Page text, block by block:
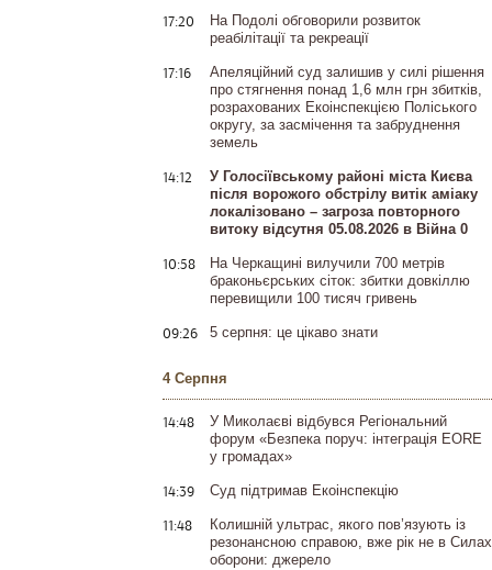
17:20
На Подолі обговорили розвиток
реабілітації та рекреації
17:16
Апеляційний суд залишив у силі рішення
про стягнення понад 1,6 млн грн збитків,
розрахованих Екоінспекцією Поліського
округу, за засмічення та забруднення
земель
14:12
У Голосіївському районі міста Києва
після ворожого обстрілу витік аміаку
локалізовано – загроза повторного
витоку відсутня 05.08.2026 в Війна 0
10:58
На Черкащині вилучили 700 метрів
браконьєрських сіток: збитки довкіллю
перевищили 100 тисяч гривень
09:26 5 серпня: це цікаво знати
4 Серпня
14:48
У Миколаєві відбувся Регіональний
форум «Безпека поруч: інтеграція EORE
у громадах»
14:39 Суд підтримав Екоінспекцію
11:48
Колишній ультрас, якого пов’язують із
резонансною справою, вже рік не в Силах
оборони: джерело